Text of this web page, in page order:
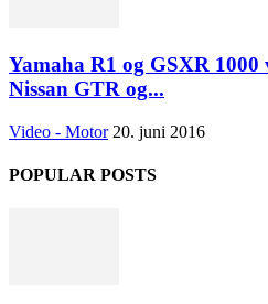
Yamaha R1 og GSXR
Nissan GTR og...
Video - Motor 20. juni 2016
POPULAR POSTS